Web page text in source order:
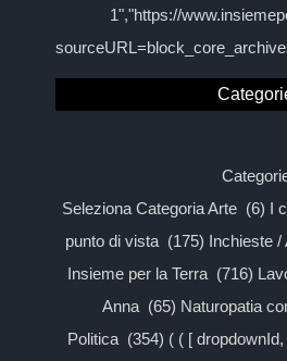
1","https://
Seleziona Categoria Arte (6) I
punto di vista (175) Inchieste
Insieme per la Terra (716)
Anna (65) Naturopatia
Politica (354) ( ( [